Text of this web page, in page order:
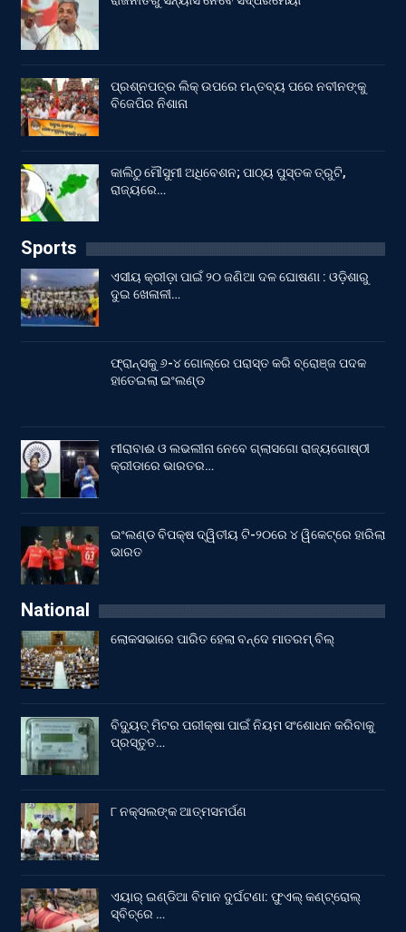
ପ୍ରଶ୍ନପତ୍ର ଲିକ୍ ଉପରେ ମନ୍ତବ୍ୟ ପରେ ନବୀନଙ୍କୁ
ବିଜେପିର ନିଶାନା
କାଲିଠୁ ମୌସୁମୀ ଅଧିବେଶନ; ପାଠ୍ୟ ପୁସ୍ତକ ତ୍ରୁଟି,
ରାଜ୍ୟରେ…
Sports
ଏସୀୟ କ୍ରୀଡ଼ା ପାଇଁ ୨୦ ଜଣିଆ ଦଳ ଘୋଷଣା : ଓଡ଼ିଶାରୁ
ଦୁଇ ଖେଳାଳୀ…
ଫ୍ରାନ୍ସକୁ ୬-୪ ଗୋଲ୍‌ରେ ପରାସ୍ତ କରି ବ୍ରୋଞ୍ଜ ପଦକ
ହାତେଇଲା ଇଂଲଣ୍ଡ
ମୀରାବାଈ ଓ ଲଭଲୀନା ନେବେ ଗ୍ଲାସଗୋ ରାଜ୍ୟଗୋଷ୍ଠୀ
କ୍ରୀଡାରେ ଭାରତର…
ଇଂଲଣ୍ଡ ବିପକ୍ଷ ଦ୍ୱିତୀୟ ଟି-୨୦ରେ ୪ ୱିକେଟ୍‌ରେ ହାରିଲା
ଭାରତ
National
ଲୋକସଭାରେ ପାରିତ ହେଲା ବନ୍ଦେ ମାତରମ୍‌ ବିଲ୍‌
ବିଦ୍ୟୁତ୍ ମିଟର ପରୀକ୍ଷା ପାଇଁ ନିୟମ ସଂଶୋଧନ କରିବାକୁ
ପ୍ରସ୍ତୁତ…
୮ ନକ୍ସଲଙ୍କ ଆତ୍ମସମର୍ପଣ
ଏୟାର୍ ଇଣ୍ଡିଆ ବିମାନ ଦୁର୍ଘଟଣା: ଫୁଏଲ୍‌ କଣ୍ଟ୍ରୋଲ୍‌
ସ୍ବିଚ୍‌ରେ …